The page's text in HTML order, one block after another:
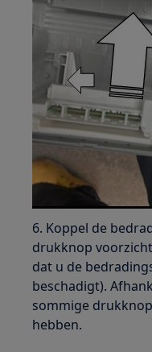
6. Koppel de
drukknop
dat u de
beschadigt).
sommige
hebben.